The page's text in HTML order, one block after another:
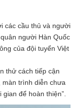
các cầu thủ và người
người Hàn Quốc
của đội tuyển Việt
thử cách tiếp cận
trình diễn chưa
để hoàn thiện”.